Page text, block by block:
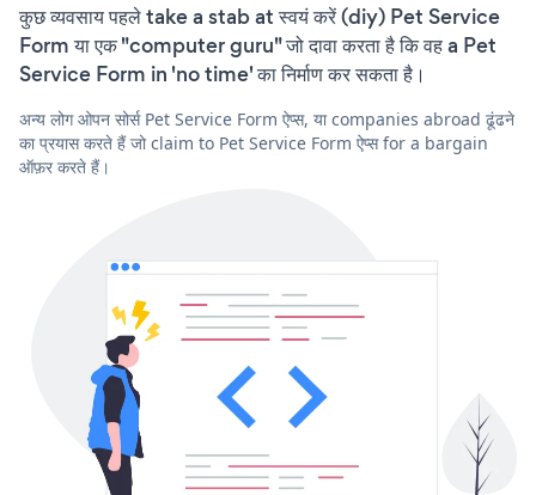
कुछ व्यवसाय पहले take a stab at स्वयं करें (diy) Pet Service
Form या एक "computer guru" जो दावा करता है कि वह a Pet
Service Form in 'no time' का निर्माण कर सकता है।
अन्य लोग ओपन सोर्स Pet Service Form ऐप्स, या companies abroad ढूंढने
का प्रयास करते हैं जो claim to Pet Service Form ऐप्स for a bargain
ऑफ़र करते हैं।